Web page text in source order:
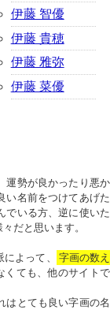
伊藤 智優
伊藤 貴穂
伊藤 雅弥
伊藤 菜優
運勢が良かったり悪か
い名前をつけてあげた
でいる方、逆に使いた
だと思います。
よって、
字画の数え
くても、他のサイトで
はとても良い字画の名